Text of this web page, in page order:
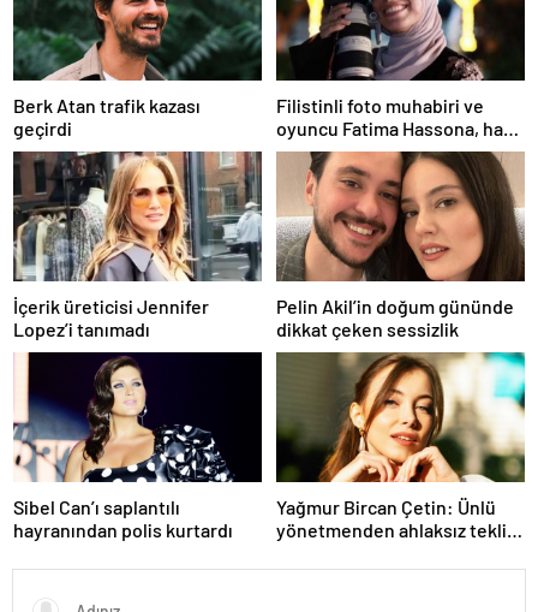
Berk Atan trafik kazası
geçirdi
Filistinli foto muhabiri ve
oyuncu Fatima Hassona, hava
saldırısı sonucu hayatını
kaybetti
İçerik üreticisi Jennifer
Lopez’i tanımadı
Pelin Akil’in doğum gününde
dikkat çeken sessizlik
Sibel Can’ı saplantılı
hayranından polis kurtardı
Yağmur Bircan Çetin: Ünlü
yönetmenden ahlaksız teklif